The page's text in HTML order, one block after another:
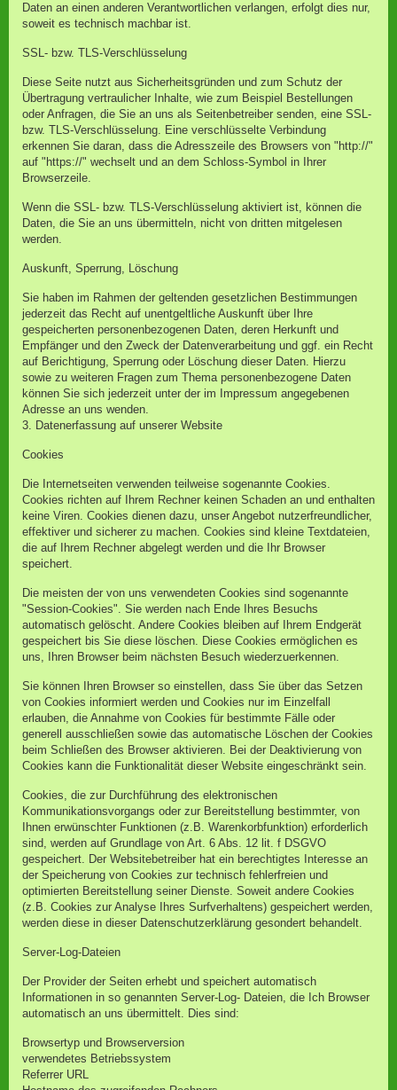
Daten an einen anderen Verantwortlichen verlangen, erfolgt dies nur,
soweit es technisch machbar ist.
SSL- bzw. TLS-Verschlüsselung
Diese Seite nutzt aus Sicherheitsgründen und zum Schutz der
Übertragung vertraulicher Inhalte, wie zum Beispiel Bestellungen
oder Anfragen, die Sie an uns als Seitenbetreiber senden, eine SSL-
bzw. TLS-Verschlüsselung. Eine verschlüsselte Verbindung
erkennen Sie daran, dass die Adresszeile des Browsers von "http://"
auf "https://" wechselt und an dem Schloss-Symbol in Ihrer
Browserzeile.
Wenn die SSL- bzw. TLS-Verschlüsselung aktiviert ist, können die
Daten, die Sie an uns übermitteln, nicht von dritten mitgelesen
werden.
Auskunft, Sperrung, Löschung
Sie haben im Rahmen der geltenden gesetzlichen Bestimmungen
jederzeit das Recht auf unentgeltliche Auskunft über Ihre
gespeicherten personenbezogenen Daten, deren Herkunft und
Empfänger und den Zweck der Datenverarbeitung und ggf. ein Recht
auf Berichtigung, Sperrung oder Löschung dieser Daten. Hierzu
sowie zu weiteren Fragen zum Thema personenbezogene Daten
können Sie sich jederzeit unter der im Impressum angegebenen
Adresse an uns wenden.
3. Datenerfassung auf unserer Website
Cookies
Die Internetseiten verwenden teilweise sogenannte Cookies.
Cookies richten auf Ihrem Rechner keinen Schaden an und enthalten
keine Viren. Cookies dienen dazu, unser Angebot nutzerfreundlicher,
effektiver und sicherer zu machen. Cookies sind kleine Textdateien,
die auf Ihrem Rechner abgelegt werden und die Ihr Browser
speichert.
Die meisten der von uns verwendeten Cookies sind sogenannte
"Session-Cookies". Sie werden nach Ende Ihres Besuchs
automatisch gelöscht. Andere Cookies bleiben auf Ihrem Endgerät
gespeichert bis Sie diese löschen. Diese Cookies ermöglichen es
uns, Ihren Browser beim nächsten Besuch wiederzuerkennen.
Sie können Ihren Browser so einstellen, dass Sie über das Setzen
von Cookies informiert werden und Cookies nur im Einzelfall
erlauben, die Annahme von Cookies für bestimmte Fälle oder
generell ausschließen sowie das automatische Löschen der Cookies
beim Schließen des Browser aktivieren. Bei der Deaktivierung von
Cookies kann die Funktionalität dieser Website eingeschränkt sein.
Cookies, die zur Durchführung des elektronischen
Kommunikationsvorgangs oder zur Bereitstellung bestimmter, von
Ihnen erwünschter Funktionen (z.B. Warenkorbfunktion) erforderlich
sind, werden auf Grundlage von Art. 6 Abs. 12 lit. f DSGVO
gespeichert. Der Websitebetreiber hat ein berechtigtes Interesse an
der Speicherung von Cookies zur technisch fehlerfreien und
optimierten Bereitstellung seiner Dienste. Soweit andere Cookies
(z.B. Cookies zur Analyse Ihres Surfverhaltens) gespeichert werden,
werden diese in dieser Datenschutzerklärung gesondert behandelt.
Server-Log-Dateien
Der Provider der Seiten erhebt und speichert automatisch
Informationen in so genannten Server-Log- Dateien, die Ich Browser
automatisch an uns übermittelt. Dies sind:
Browsertyp und Browserversion
verwendetes Betriebssystem
Referrer URL